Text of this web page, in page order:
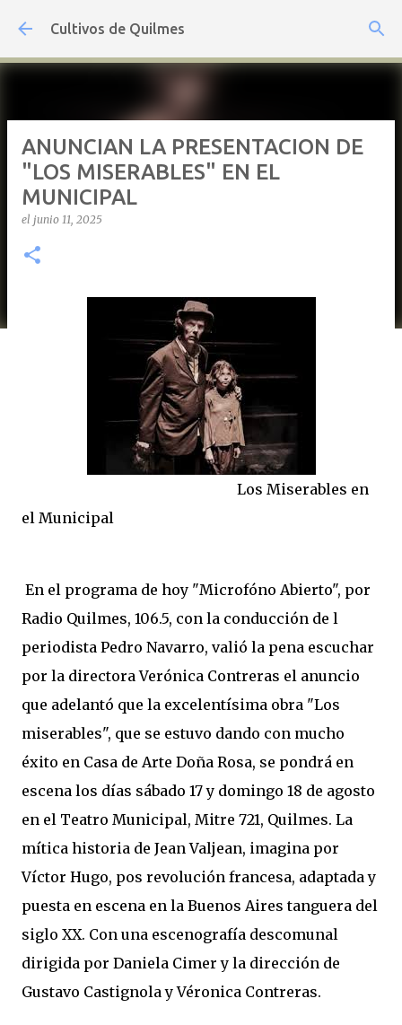
Ir al contenido principal
Cultivos de Quilmes
ANUNCIAN LA PRESENTACION DE
"LOS MISERABLES" EN EL
MUNICIPAL
el junio 11, 2025
Los Miserables en
el Municipal
En el programa de hoy "Microfóno Abierto", por
Radio Quilmes, 106.5, con la conducción de l
periodista Pedro Navarro, valió la pena escuchar
por la directora Verónica Contreras el anuncio
que adelantó que la excelentísima obra "Los
miserables", que se estuvo dando con mucho
éxito en Casa de Arte Doña Rosa, se pondrá en
escena los días sábado 17 y domingo 18 de agosto
en el Teatro Municipal, Mitre 721, Quilmes. La
mítica historia de Jean Valjean, imagina por
Víctor Hugo, pos revolución francesa, adaptada y
puesta en escena en la Buenos Aires tanguera del
siglo XX. Con una escenografía descomunal
dirigida por Daniela Cimer y la dirección de
Gustavo Castignola y Véronica Contreras.